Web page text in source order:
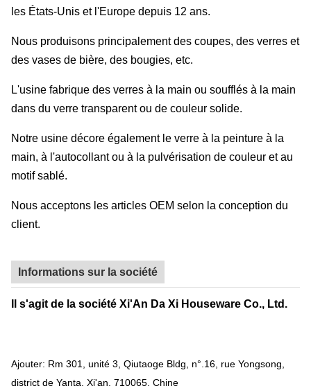
les États-Unis et l'Europe depuis 12 ans.
Nous produisons principalement des coupes, des verres et
des vases de bière, des bougies, etc.
L'usine fabrique des verres à la main ou soufflés à la main
dans du verre transparent ou de couleur solide.
Notre usine décore également le verre à la peinture à la
main, à l'autocollant ou à la pulvérisation de couleur et au
motif sablé.
Nous acceptons les articles OEM selon la conception du
client.
Informations sur la société
Il s'agit de la société Xi'An Da Xi Houseware Co., Ltd.
Ajouter: Rm 301, unité 3, Qiutaoge Bldg, n°.16, rue Yongsong,
district de Yanta, Xi'an, 710065, Chine